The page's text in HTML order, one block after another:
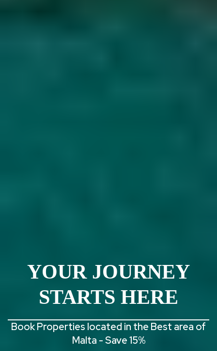
YOUR JOURNEY
STARTS HERE
Book Properties located in the Best area of
Malta - Save 15%